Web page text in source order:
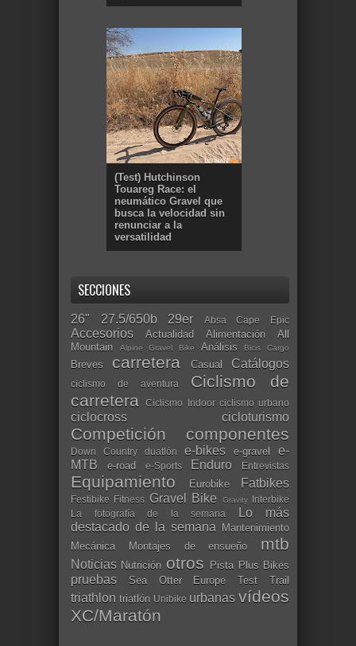
(Test) Hutchinson
Touareg Race: el
neumático Gravel que
busca la velocidad sin
renunciar a la
versatilidad
SECCIONES
26" 27.5/650b 29er Absa Cape Epic
Accesorios Actualidad Alimentación
All
Mountain
Alpine Gravel Bike Análisis Bicis Cargo
Breves carretera Casual Catálogos
ciclismo de aventura
Ciclismo de
carretera
Ciclismo Indoor ciclismo urbano
ciclocross cicloturismo
Competición componentes
Down Country duatlón e-bikes e-gravel
e-
MTB
e-road e-Sports Enduro Entrevistas
Equipamiento Eurobike Fatbikes
Festibike Fitness Gravel Bike Gravity Interbike
La fotografía de la semana
Lo más
destacado de la semana Mantenimiento
Mecánica
Montajes de ensueño mtb
Noticias Nutrición otros Pista Plus Bikes
pruebas Sea Otter Europe Test Trail
triathlon triatlón Unibike urbanas vídeos
XC/Maratón